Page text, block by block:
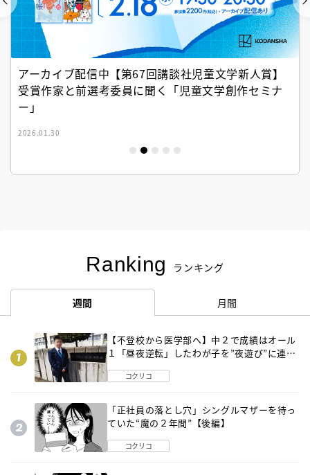
アーカイブ配信中【第67回講談社児童文学新人賞】
受賞作家と前選考委員に聞く「児童文学創作セミナ
ー」
2026.01.30
Ranking ランキング
週間 月間
【不登校から医学部へ】中２で成績はオール
１「昼夜逆転」したわが子を”夜遊び”に連れ
コクリコ
「正社員の落とし穴」シングルマザーを待っ
ていた“魔の２年間”【後編】
コクリコ